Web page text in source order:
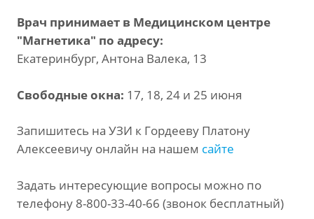
Врач принимает в Медицинском центре
"Магнетика" по адресу:
Екатеринбург, Антона Валека, 13
Свободные окна: 17, 18, 24 и 25 июня
Запишитесь на УЗИ к Гордееву Платону
Алексеевичу онлайн на нашем сайте
Задать интересующие вопросы можно по
телефону 8-800-33-40-66 (звонок бесплатный)